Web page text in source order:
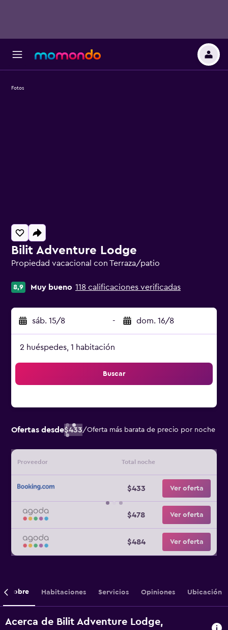
Bilit Adventure Lodge
Propiedad vacacional con Terraza/patio
8,9 Muy bueno 118 calificaciones verificadas
sáb. 15/8 - dom. 16/8
2 huéspedes, 1 habitación
Buscar
Ofertas desde$433/Oferta más barata de precio por noche
Proveedor Total noche
$433 Ver oferta
$478 Ver oferta
$484 Ver oferta
Fotos
Sobre Habitaciones Servicios Opiniones Ubicación
Acerca de Bilit Adventure Lodge,